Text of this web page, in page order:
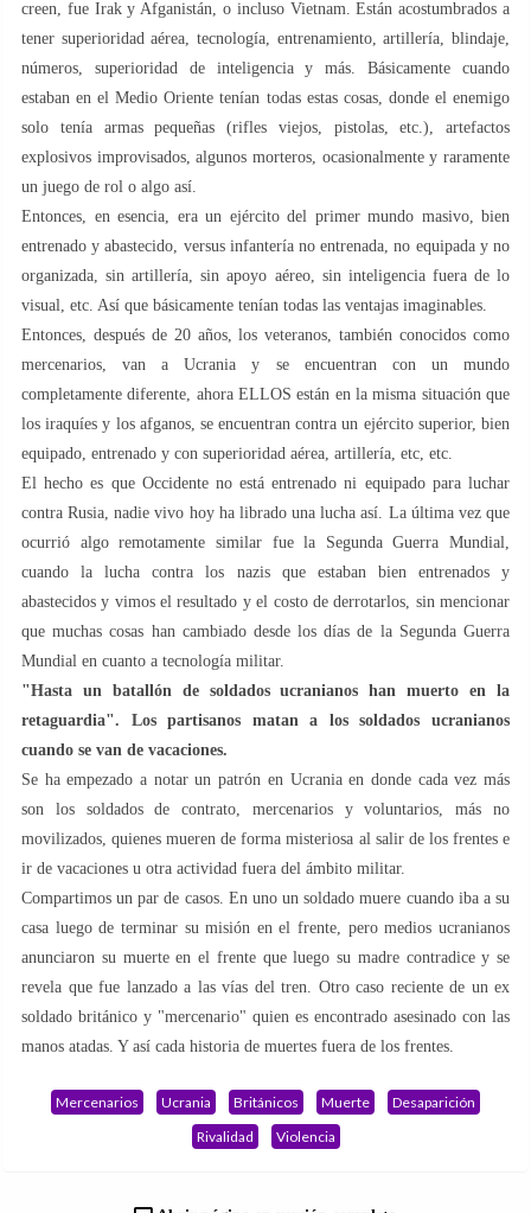
creen, fue Irak y Afganistán, o incluso Vietnam. Están acostumbrados a
tener superioridad aérea, tecnología, entrenamiento, artillería, blindaje,
números, superioridad de inteligencia y más. Básicamente cuando
estaban en el Medio Oriente tenían todas estas cosas, donde el enemigo
solo tenía armas pequeñas (rifles viejos, pistolas, etc.), artefactos
explosivos improvisados, algunos morteros, ocasionalmente y raramente
un juego de rol o algo así.
Entonces, en esencia, era un ejército del primer mundo masivo, bien
entrenado y abastecido, versus infantería no entrenada, no equipada y no
organizada, sin artillería, sin apoyo aéreo, sin inteligencia fuera de lo
visual, etc. Así que básicamente tenían todas las ventajas imaginables.
Entonces, después de 20 años, los veteranos, también conocidos como
mercenarios, van a Ucrania y se encuentran con un mundo
completamente diferente, ahora ELLOS están en la misma situación que
los iraquíes y los afganos, se encuentran contra un ejército superior, bien
equipado, entrenado y con superioridad aérea, artillería, etc, etc.
El hecho es que Occidente no está entrenado ni equipado para luchar
contra Rusia, nadie vivo hoy ha librado una lucha así. La última vez que
ocurrió algo remotamente similar fue la Segunda Guerra Mundial,
cuando la lucha contra los nazis que estaban bien entrenados y
abastecidos y vimos el resultado y el costo de derrotarlos, sin mencionar
que muchas cosas han cambiado desde los días de la Segunda Guerra
Mundial en cuanto a tecnología militar.
"Hasta un batallón de soldados ucranianos han muerto en la
retaguardia". Los partisanos matan a los soldados ucranianos
cuando se van de vacaciones.
Se ha empezado a notar un patrón en Ucrania en donde cada vez más
son los soldados de contrato, mercenarios y voluntarios, más no
movilizados, quienes mueren de forma misteriosa al salir de los frentes e
ir de vacaciones u otra actividad fuera del ámbito militar.
Compartimos un par de casos. En uno un soldado muere cuando iba a su
casa luego de terminar su misión en el frente, pero medios ucranianos
anunciaron su muerte en el frente que luego su madre contradice y se
revela que fue lanzado a las vías del tren. Otro caso reciente de un ex
soldado británico y "mercenario" quien es encontrado asesinado con las
manos atadas. Y así cada historia de muertes fuera de los frentes.
Mercenarios Ucrania Británicos Muerte
Desaparición
Rivalidad
Violencia